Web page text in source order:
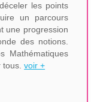
les points
un parcours
une progression
des notions.
Mathématiques
tous.voir +